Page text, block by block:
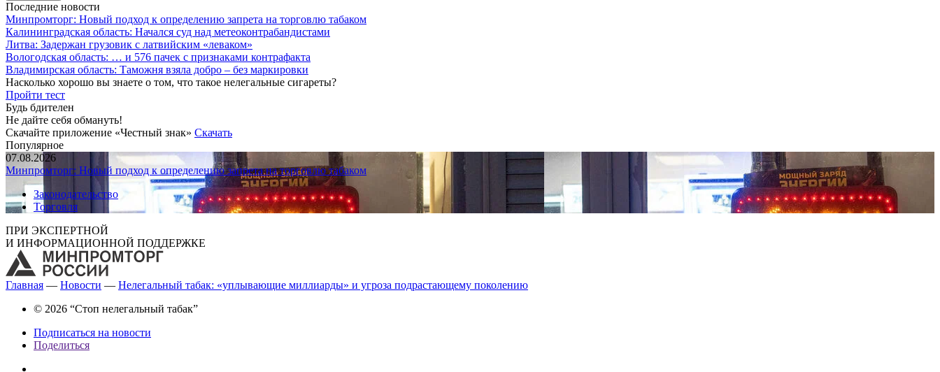
Последние новости
Минпромторг: Новый подход к определению запрета на торговлю табаком
Калининградская область: Начался суд над метеоконтрабандистами
Литва: Задержан грузовик с латвийским «леваком»
Вологодская область: … и 576 пачек с признаками контрафакта
Владимирская область: Таможня взяла добро – без маркировки
Насколько хорошо вы знаете о том, что такое нелегальные сигареты?
Пройти тест
Будь бдителен
Не дайте себя обмануть!
Скачайте приложение «Честный знак» Скачать
Популярное
07.08.2026
Минпромторг: Новый подход к определению запрета на торговлю табаком
Законодательство
Торговля
ПРИ ЭКСПЕРТНОЙ
И ИНФОРМАЦИОННОЙ ПОДДЕРЖКЕ
Главная — Новости — Нелегальный табак: «уплывающие миллиарды» и угроза подрастающему поколению
© 2026 “Стоп нелегальный табак”
Подписаться на новости
Поделиться